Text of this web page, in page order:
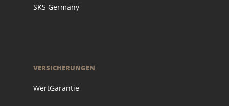
SKS Germany
VERSICHERUNGEN
WertGarantie